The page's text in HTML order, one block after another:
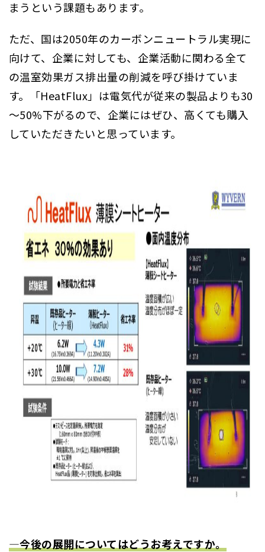
まうという課題もあります。
ただ、国は2050年のカーボンニュートラル実現に
向けて、企業に対しても、企業活動に関わる全て
の温室効果ガス排出量の削減を呼び掛けていま
す。「HeatFlux」は電気代が従来の製品よりも30
～50%下がるので、企業にはぜひ、高くても購入
していただきたいと思っています。
―今後の展開についてはどうお考えですか。